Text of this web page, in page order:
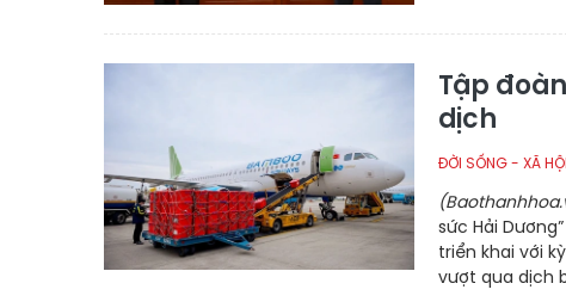
Tập
dịch
ĐỜI SỐNG - XÃ HỘI
sức Hải
triển khai với
vượt qua dịch